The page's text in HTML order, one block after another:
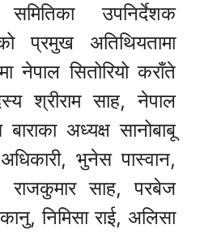
उपनिर्देशक
प्रमुख अतिथियतामा
नेपाल सितोरियो कराँते
श्रीराम साह, नेपाल
अध्यक्ष सानोबाबू
भुनेस पास्वान,
राजकुमार साह, परबेज
निमिसा राई, अलिसा